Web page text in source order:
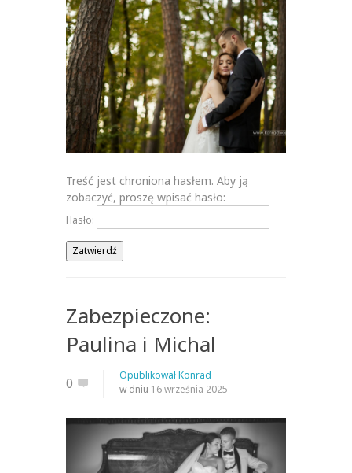
Treść jest chroniona hasłem. Aby ją
zobaczyć, proszę wpisać hasło:
Hasło:
Zabezpieczone:
Paulina i Michal
0 OpublikowałKonrad
w dniu 16 września 2025